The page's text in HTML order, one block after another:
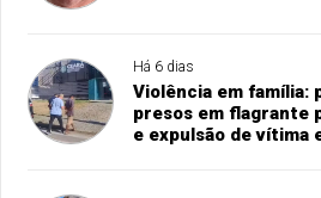
Há 6 dias
Violência em família:
presos em flagrante
e expulsão de vítima